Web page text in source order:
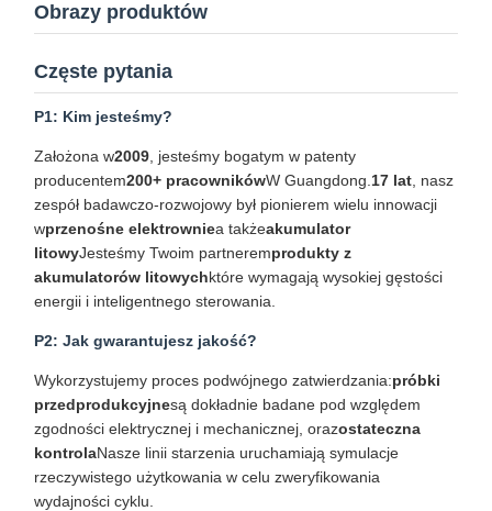
Obrazy produktów
Częste pytania
P1: Kim jesteśmy?
Założona w2009 , jesteśmy bogatym w patenty
producentem200+ pracownikówW Guangdong. 17 lat , nasz
zespół badawczo-rozwojowy był pionierem wielu innowacji
wprzenośne elektrowniea takżeakumulator
litowyJesteśmy Twoim partneremprodukty z
akumulatorów litowychktóre wymagają wysokiej gęstości
energii i inteligentnego sterowania.
P2: Jak gwarantujesz jakość?
Wykorzystujemy proces podwójnego zatwierdzania:próbki
przedprodukcyjnesą dokładnie badane pod względem
zgodności elektrycznej i mechanicznej, orazostateczna
kontrolaNasze linii starzenia uruchamiają symulacje
rzeczywistego użytkowania w celu zweryfikowania
wydajności cyklu.